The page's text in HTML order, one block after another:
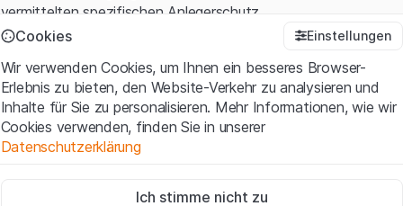
vermittelten spezifischen Anlegerschutz.
Mit dem Zugriff auf diese Website der Leonteq Securities AG
(die "Website") erklären Sie, dass Sie die rechtlichen
Informationen und die wichtigen Hinweise und
Nutzungsbedingungenverstanden haben und akzeptieren.
Wenn Sie mit den Nutzungsbedingungen nicht einverstanden
Cookies Einstellungen
Wir verwenden Cookies, um Ihnen ein besseres Browser-
Erlebnis zu bieten, den Website-Verkehr zu analysieren und
Inhalte für Sie zu personalisieren. Mehr Informationen, wie wir
Cookies verwenden, finden Sie in unserer
Datenschutzerklärung
Diese Cookies sind für die Website erforderlich und können nicht
Ich stimme nicht zu